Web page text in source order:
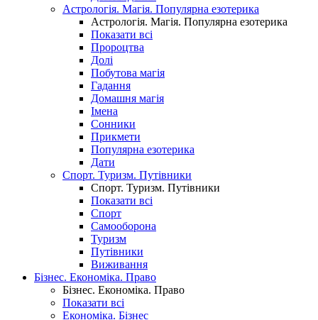
Астрологія. Магія. Популярна езотерика
Астрологія. Магія. Популярна езотерика
Показати всі
Пророцтва
Долі
Побутова магія
Гадання
Домашня магія
Імена
Сонники
Прикмети
Популярна езотерика
Дати
Спорт. Туризм. Путівники
Спорт. Туризм. Путівники
Показати всі
Спорт
Самооборона
Туризм
Путівники
Виживання
Бізнес. Економіка. Право
Бізнес. Економіка. Право
Показати всі
Економіка. Бізнес